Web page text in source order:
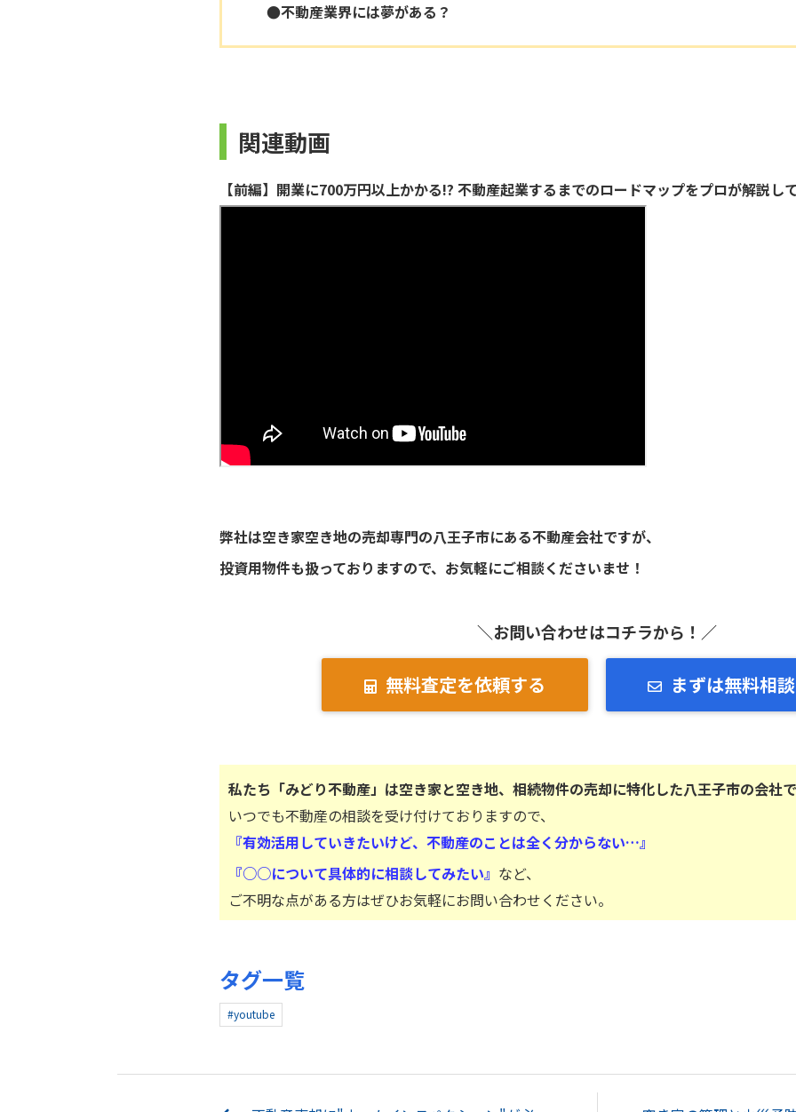
●不動産業界には夢がある？
関連動画
【前編】開業に700万円以上かかる!? 不動産起業するまでのロードマップをプロが解説し
弊社は空き家空き地の売却専門の八王子市にある不動産会社ですが、
投資用物件も扱っておりますので、お気軽にご相談くださいませ！
＼お問い合わせはコチラから！／
無料査定を依頼する まずは無料相
私たち「みどり不動産」は空き家と空き地、相続物件の売却に特化した八王子市の会社
いつでも不動産の相談を受け付けておりますので、
『有効活用していきたいけど、不動産のことは全く分からない…』
『○○について具体的に相談してみたい』 など、
ご不明な点がある方はぜひお気軽にお問い合わせください。
タグ一覧
#youtube